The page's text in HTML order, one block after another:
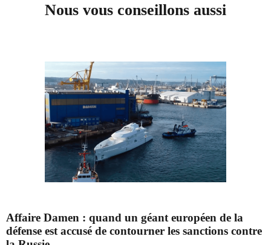
Nous vous conseillons aussi
Affaire Damen : quand un géant européen de la
défense est accusé de contourner les sanctions contre